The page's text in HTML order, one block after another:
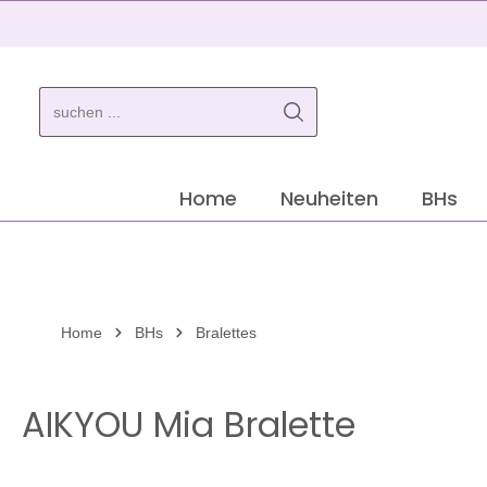
Home Neuheiten BHs
Home BHs Bralettes
AIKYOU Mia Bralette